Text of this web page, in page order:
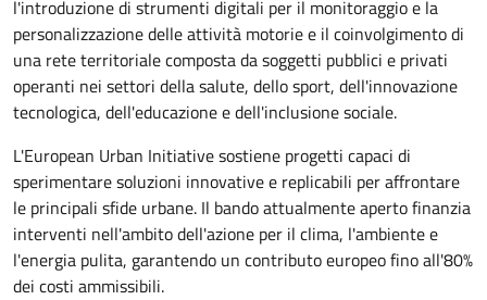
l'introduzione di strumenti digitali per il monitoraggio e la
personalizzazione delle attività motorie e il coinvolgimento di
una rete territoriale composta da soggetti pubblici e privati
operanti nei settori della salute, dello sport, dell'innovazione
tecnologica, dell'educazione e dell'inclusione sociale.
L'European Urban Initiative sostiene progetti capaci di
sperimentare soluzioni innovative e replicabili per affrontare
le principali sfide urbane. Il bando attualmente aperto finanzia
interventi nell'ambito dell'azione per il clima, l'ambiente e
l'energia pulita, garantendo un contributo europeo fino all'80%
dei costi ammissibili.